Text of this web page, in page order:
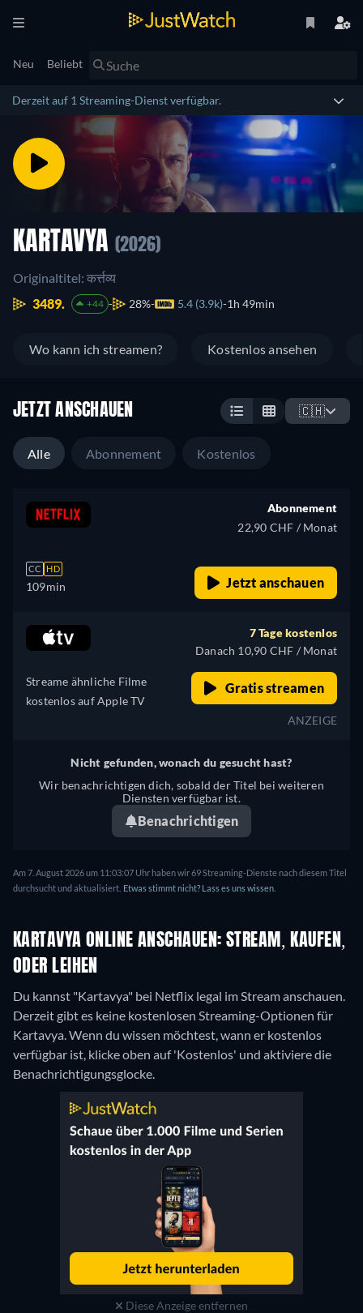
Neu Beliebt
Derzeit auf 1 Streaming-Dienst verfügbar.
KARTAVYA (2026)
Originaltitel: कर्त्तव्य
3489.
+44 28% 5.4 (3.9k) 1h 49min
Wo kann ich streamen? Kostenlos ansehen
JETZT ANSCHAUEN 🇨🇭
Alle Abonnement Kostenlos
CC HD
109min
Abonnement
22,90 CHF / Monat
Jetzt anschauen
Streame ähnliche Filme
kostenlos auf Apple TV
7 Tage kostenlos
Danach 10,90 CHF / Monat
Gratis streamen
ANZEIGE
Nicht gefunden, wonach du gesucht hast?
Wir benachrichtigen dich, sobald der Titel bei weiteren
Diensten verfügbar ist.
Benachrichtigen
Am 7. August 2026 um 11:03:07 Uhr haben wir 69 Streaming-Dienste nach diesem Titel
durchsucht und aktualisiert. Etwas stimmt nicht? Lass es uns wissen.
KARTAVYA ONLINE ANSCHAUEN: STREAM, KAUFEN,
ODER LEIHEN
Du kannst "Kartavya" bei Netflix legal im Stream anschauen.
Derzeit gibt es keine kostenlosen Streaming-Optionen für
Kartavya. Wenn du wissen möchtest, wann er kostenlos
verfügbar ist, klicke oben auf 'Kostenlos' und aktiviere die
Benachrichtigungsglocke.
Diese Anzeige entfernen